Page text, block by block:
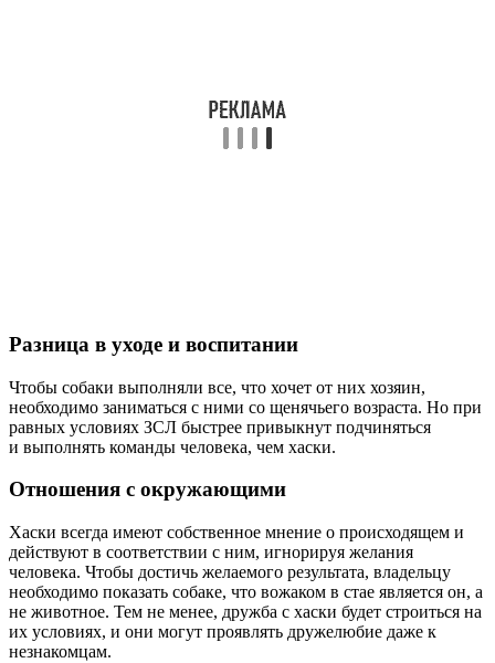
Разница в уходе и воспитании
Чтобы собаки выполняли все, что хочет от них хозяин,
необходимо заниматься с ними со щенячьего возраста. Но при
равных условиях ЗСЛ быстрее привыкнут подчиняться
и выполнять команды человека, чем хаски.
Отношения с окружающими
Хаски всегда имеют собственное мнение о происходящем и
действуют в соответствии с ним, игнорируя желания
человека. Чтобы достичь желаемого результата, владельцу
необходимо показать собаке, что вожаком в стае является он, а
не животное. Тем не менее, дружба с хаски будет строиться на
их условиях, и они могут проявлять дружелюбие даже к
незнакомцам.